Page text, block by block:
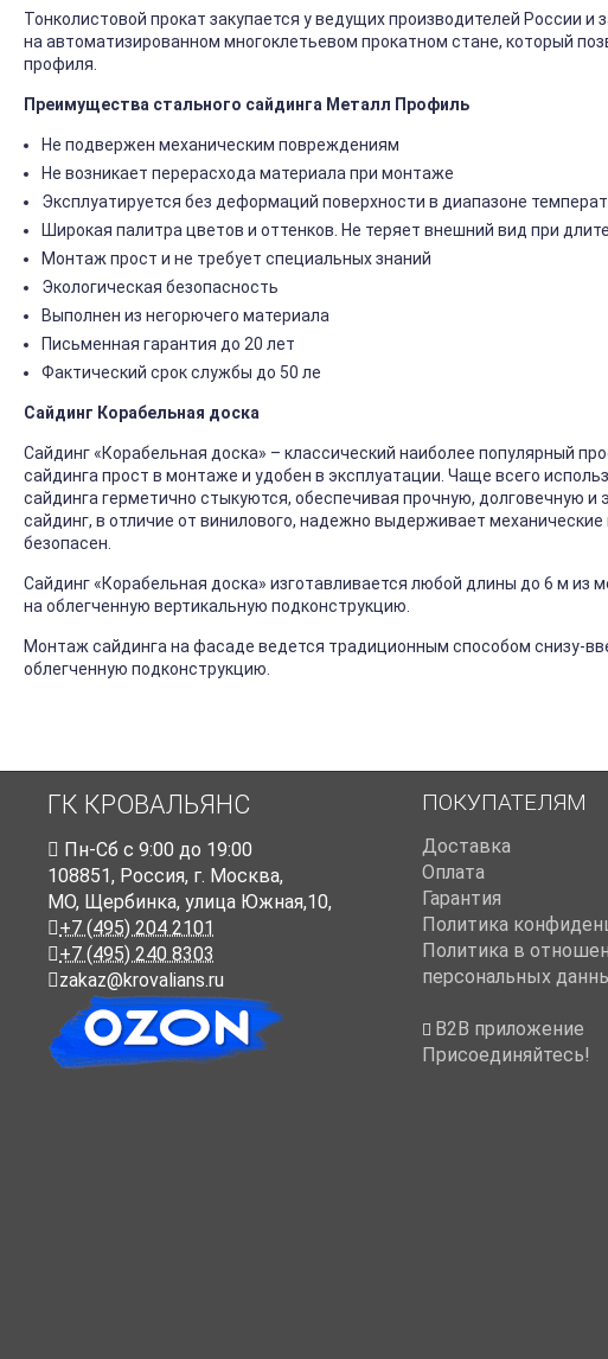
Тонколистовой прокат закупается у ведущих производителей России
на автоматизированном многоклетьевом прокатном стане, который
профиля.
Преимущества стального сайдинга Металл Профиль
Не подвержен механическим повреждениям
Не возникает перерасхода материала при монтаже
Эксплуатируется без деформаций поверхности в диапазоне
Широкая палитра цветов и оттенков. Не теряет внешний вид при
Монтаж прост и не требует специальных знаний
Экологическая безопасность
Выполнен из негорючего материала
Письменная гарантия до 20 лет
Фактический срок службы до 50 ле
Сайдинг Корабельная доска
Сайдинг «Корабельная доска» – классический наиболее популярный
сайдинга прост в монтаже и удобен в эксплуатации. Чаще всего
сайдинга герметично стыкуются, обеспечивая прочную, долговечную и
сайдинг, в отличие от винилового, надежно выдерживает механические
безопасен.
Сайдинг «Корабельная доска» изготавливается любой длины до 6 м
на облегченную вертикальную подконструкцию.
Монтаж сайдинга на фасаде ведется традиционным способом снизу-
облегченную подконструкцию.
ГК КРОВАЛЬЯНС
Пн-Cб с 9:00 до 19:00
108851, Россия, г. Москва,
МО, Щербинка, улица Южная,10,
+7 (495) 204 2101
+7 (495) 240 8303
zakaz@krovalians.ru
ПОКУПАТЕЛЯМ
Доставка
Оплата
Гарантия
Политика
Политика в
персональных
B2B приложение
Присоединяйтесь!